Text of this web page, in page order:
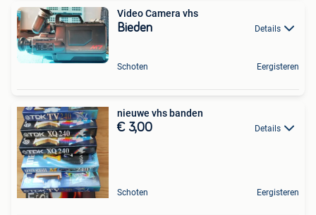
Video Camera vhs
Bieden Details
Schoten Eergisteren
nieuwe vhs banden
€ 3,00 Details
Schoten Eergisteren